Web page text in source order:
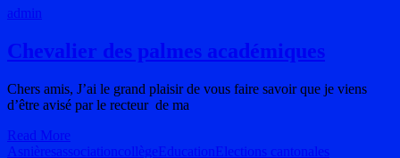
admin
Chevalier des palmes académiques
Chers amis, J’ai le grand plaisir de vous faire savoir que je viens
d’être avisé par le recteur de ma
Read More
AsnièresassociationcollègeEducationElections cantonales